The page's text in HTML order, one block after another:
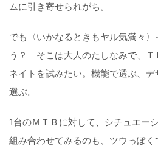
ムに引き寄せられがち。
でも〈いかなるときもヤル気満々〉
う？ そこは大人のたしなみで、Ｔ
ネイトを試みたい。機能で選ぶ、
選ぶ。
1台のＭＴＢに対して、シチュエー
組み合わせてみるのも、ツウっぽく